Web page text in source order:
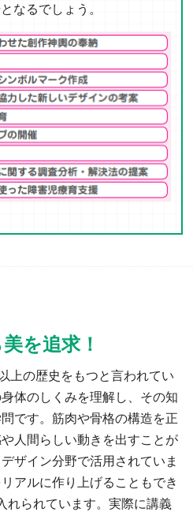
なるでしょう。
を追求！
上の歴史をもつと言われてい
体のしくみを理解し、その知
です。筋肉や骨格の構造を正
人間らしい動きを出すことが
ザイン分野で活用されていま
アルに作り上げることもでき
れられています。実際に講義